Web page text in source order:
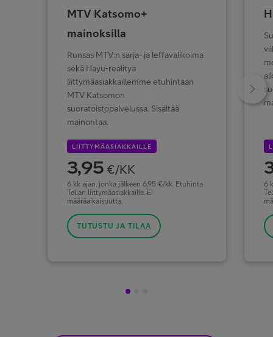
MTV Katsomo+
mainoksilla
Runsas MTV:n sarja- ja leffavalikoima
sekä Hayu-realitya
liittymäasiakkaillemme etuhintaan
MTV Katsomon
suoratoistopalvelussa. Sisältää
mainontaa.
LIITTYMÄASIAKKAILLE
3,95 €/KK
6 kk ajan, jonka jälkeen 6,95 €/kk. Etuhinta
Telian liittymäasiakkaille. Ei
määräaikaisuutta.
TUTUSTU JA TILAA
6
1